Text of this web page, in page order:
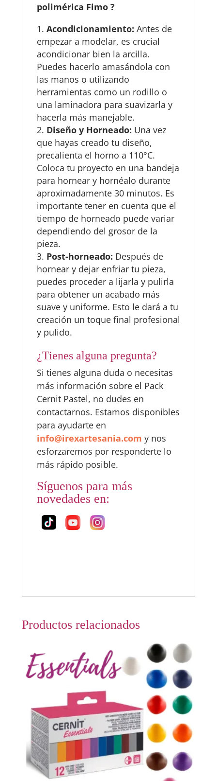
polimérica Fimo ?
Acondicionamiento: Antes de
empezar a modelar, es crucial
acondicionar bien la arcilla.
Puedes hacerlo amasándola con
las manos o utilizando
herramientas como un rodillo o
una laminadora para suavizarla y
hacerla más manejable.
Diseño y Horneado: Una vez
que hayas creado tu diseño,
precalienta el horno a 110°C.
Coloca tu proyecto en una bandeja
para hornear y hornéalo durante
aproximadamente 30 minutos. Es
importante tener en cuenta que el
tiempo de horneado puede variar
dependiendo del grosor de la
pieza.
Post-horneado: Después de
hornear y dejar enfriar tu pieza,
puedes proceder a lijarla y pulirla
para obtener un acabado más
suave y uniforme. Esto le dará a tu
creación un toque final profesional
y pulido.
¿Tienes alguna pregunta?
Si tienes alguna duda o necesitas
más información sobre el Pack
Cernit Pastel, no dudes en
contactarnos. Estamos disponibles
para ayudarte en
info@irexartesania.com y nos
esforzaremos por responderte lo
más rápido posible.
Síguenos para más
novedades en:
Productos relacionados